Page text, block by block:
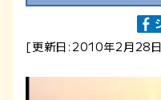
[更新日:2010年2月28